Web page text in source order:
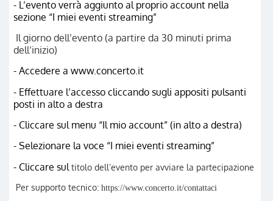
- L’evento verrà aggiunto al proprio account nella
sezione “I miei eventi streaming”
Il giorno dell’evento (a partire da 30 minuti prima
dell’inizio)
- Accedere a www.concerto.it
- Effettuare l’accesso cliccando sugli appositi pulsanti
posti in alto a destra
- Cliccare sul menu “Il mio account” (in alto a destra)
- Selezionare la voce “I miei eventi streaming”
- Cliccare sul titolo dell’evento per avviare la partecipazione
Per supporto tecnico: https://www.concerto.it/contattaci